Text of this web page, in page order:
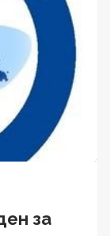
за